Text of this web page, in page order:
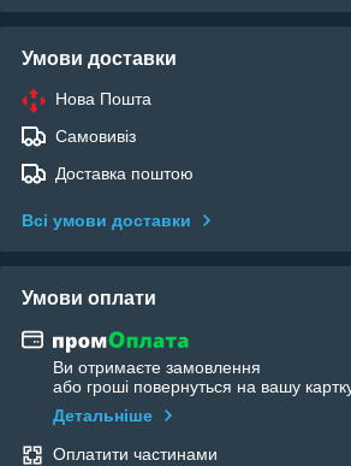
Умови доставки
Нова Пошта
Самовивіз
Доставка поштою
Всі умови доставки
Умови оплати
Ви отримаєте замовлення
або гроші повернуться на вашу
Детальніше
Оплатити частинами